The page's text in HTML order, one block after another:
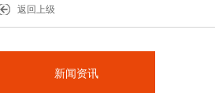
返回上级
新闻资讯